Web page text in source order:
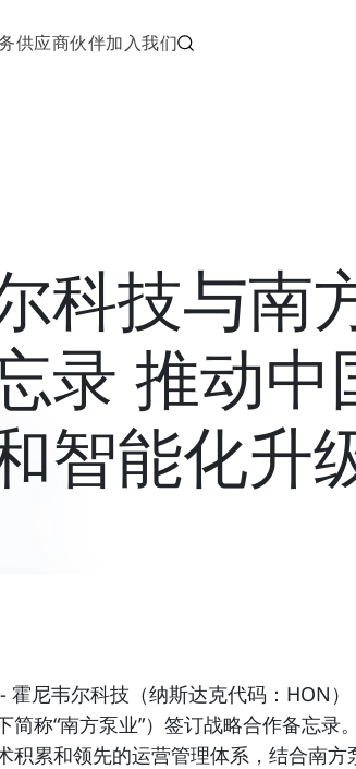
供应商伙伴加入我们
科技与南
录 推动
智能化升
- 霍尼韦尔科技（纳斯达克代码：HON）
称“南方泵业”）签订战略合作备忘录
积累和领先的运营管理体系，结合南方